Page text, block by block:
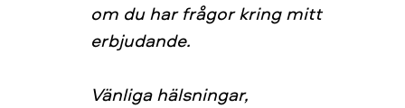
om du har frågor kring mitt
erbjudande.
Vänliga hälsningar,